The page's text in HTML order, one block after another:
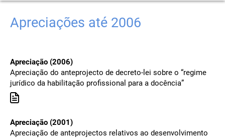
Apreciações até 2006
Apreciação (2006)
Apreciação do anteprojecto de decreto-lei sobre o “regime
jurídico da habilitação profissional para a docência”
Apreciação (2001)
Apreciação de anteprojectos relativos ao desenvolvimento